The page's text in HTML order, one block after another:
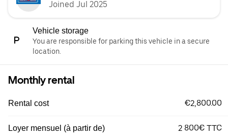
Joined Jul 2025
Vehicle storage
You are responsible for parking this vehicle in a secure
location.
Monthly rental
Rental cost €2,800.00
Loyer mensuel (à partir de) 2 800€ TTC